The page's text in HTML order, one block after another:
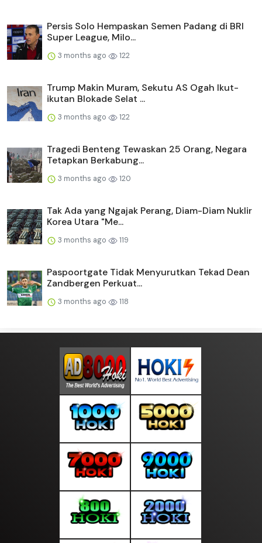
Persis Solo Hempaskan Semen Padang di BRI
Super League, Milo...
3 months ago 122
Trump Makin Muram, Sekutu AS Ogah Ikut-
ikutan Blokade Selat ...
3 months ago 122
Tragedi Benteng Tewaskan 25 Orang, Negara
Tetapkan Berkabung...
3 months ago 120
Tak Ada yang Ngajak Perang, Diam-Diam Nuklir
Korea Utara "Me...
3 months ago 119
Paspoortgate Tidak Menyurutkan Tekad Dean
Zandbergen Perkuat...
3 months ago 118